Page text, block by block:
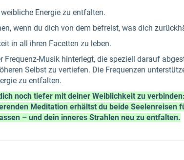
Energie zu entfalten.
wenn du dich von dem befreist, was dich
in all ihren Facetten zu leben.
Musik hinterlegt, die speziell darauf
Selbst zu vertiefen. Die Frequenzen
zu entfalten.
noch tiefer mit deiner Weiblichkeit zu verbinden:
Meditation erhältst du beide Seelenreisen
– und dein inneres Strahlen neu zu entfalten.